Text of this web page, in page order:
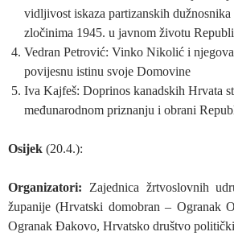
vidljivost iskaza partizanskih
zločinima 1945. u javnom životu
Vedran Petrović: Vinko Nikolić i
povijesnu istinu svoje Domovine
Iva Kajfeš: Doprinos kanadskih Hrvata
međunarodnom priznanju i obrani
Osijek (20.4.):
Organizatori: Zajednica žrtvoslovnih
županije (Hrvatski domobran – Ogranak
Ogranak Đakovo, Hrvatsko društvo